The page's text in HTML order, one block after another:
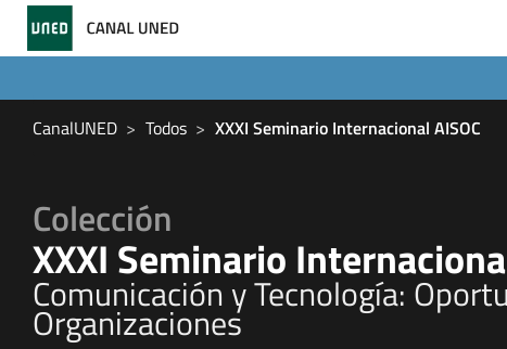
CanalUNED Todos XXXI Seminario Internacional AISOC
Colección
XXXI Seminario
Comunicación y Tecnología:
Organizaciones